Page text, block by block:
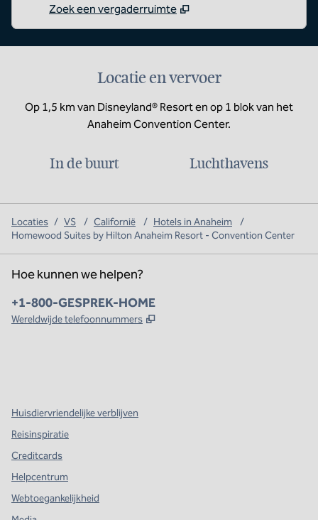
Zoek een vergaderruimte
Locatie en vervoer
Op 1,5 km van Disneyland® Resort en op 1 blok van het
Anaheim Convention Center.
In de buurt Luchthavens
Locaties / VS / Californië / Hotels in Anaheim
/
Homewood Suites by Hilton Anaheim Resort - Convention Center
Hoe kunnen we helpen?
Telefoon:
+1-800-GESPREK-HOME
Wereldwijde telefoonnummers ,
Huisdiervriendelijke verblijven
Reisinspiratie
Creditcards
Helpcentrum
Webtoegankelijkheid